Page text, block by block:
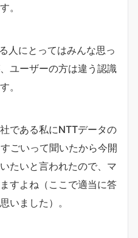
。
人にとってはみんな思っ
ユーザーの方は違う認識
。
である私にNTTデータの
ごいって聞いたから今開
たいと言われたので、マ
すよね（ここで適当に答
いました）。